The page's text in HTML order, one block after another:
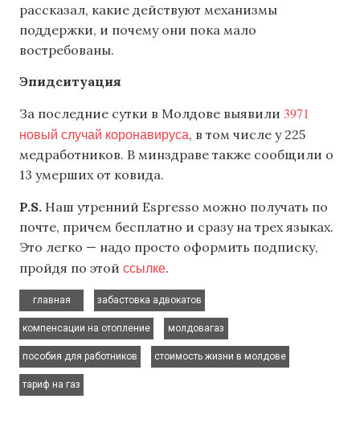
рассказал, какие действуют механизмы
поддержки, и почему они пока мало
востребованы.
Эпидситуация
За последние сутки в Молдове выявили 3971
новый случай коронавируса, в том числе у 225
медработников. В минздраве также сообщили о
13 умерших от ковида.
P.S. Наш утренний Espresso можно получать по
почте, причем бесплатно и сразу на трех языках.
Это легко — надо просто оформить подписку,
пройдя по этой ссылке.
главная
забастовка адвокатов
компенсации на отопление
молдовагаз
пособия для работников
стоимость жизни в молдове
тариф на газ